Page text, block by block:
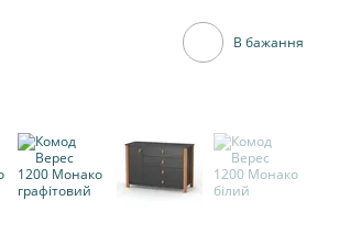
В бажання